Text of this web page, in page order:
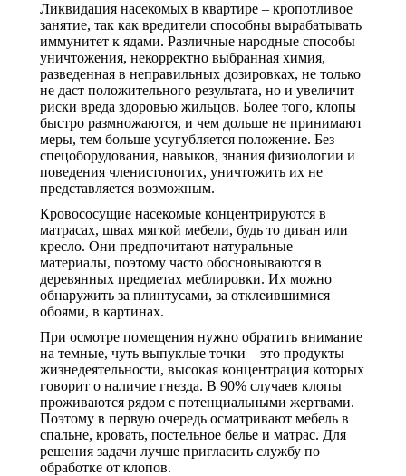
Ликвидация насекомых в квартире – кропотливое
занятие, так как вредители способны вырабатывать
иммунитет к ядами. Различные народные способы
уничтожения, некорректно выбранная химия,
разведенная в неправильных дозировках, не только
не даст положительного результата, но и увеличит
риски вреда здоровью жильцов. Более того, клопы
быстро размножаются, и чем дольше не принимают
меры, тем больше усугубляется положение. Без
спецоборудования, навыков, знания физиологии и
поведения членистоногих, уничтожить их не
представляется возможным.
Кровососущие насекомые концентрируются в
матрасах, швах мягкой мебели, будь то диван или
кресло. Они предпочитают натуральные
материалы, поэтому часто обосновываются в
деревянных предметах меблировки. Их можно
обнаружить за плинтусами, за отклеившимися
обоями, в картинах.
При осмотре помещения нужно обратить внимание
на темные, чуть выпуклые точки – это продукты
жизнедеятельности, высокая концентрация которых
говорит о наличие гнезда. В 90% случаев клопы
проживаются рядом с потенциальными жертвами.
Поэтому в первую очередь осматривают мебель в
спальне, кровать, постельное белье и матрас. Для
решения задачи лучше пригласить службу по
обработке от клопов.